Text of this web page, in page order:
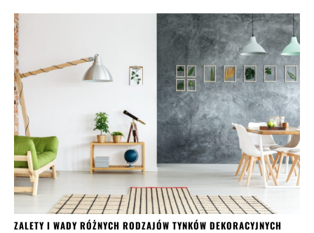
ZALETY I WADY RÓŻNYCH RODZAJÓW TYNKÓW DEKORACYJNYCH